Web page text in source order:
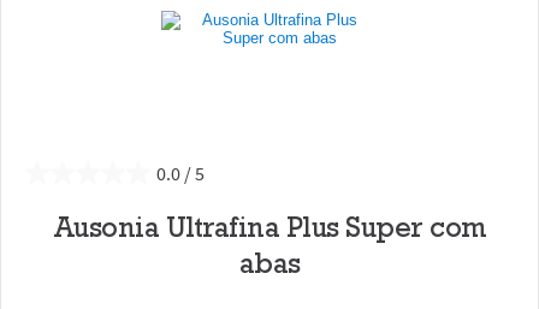
0.0
Ausonia Ultrafina Plus Super com
abas